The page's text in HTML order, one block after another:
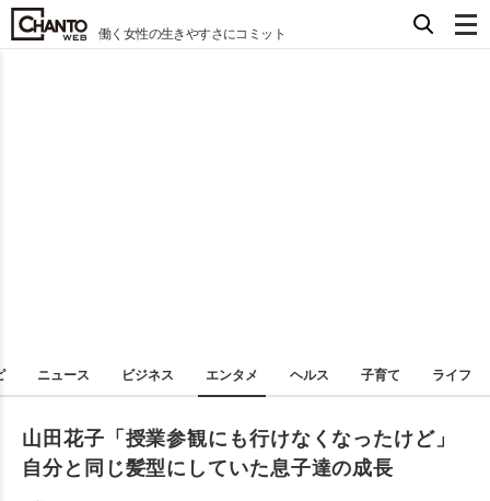
働く女性の生きやすさにコミット
ニュース ビジネス エンタメ ヘルス 子育て ライフ
山田花子「授業参観にも行けなくなったけど」
自分と同じ髪型にしていた息子達の成長